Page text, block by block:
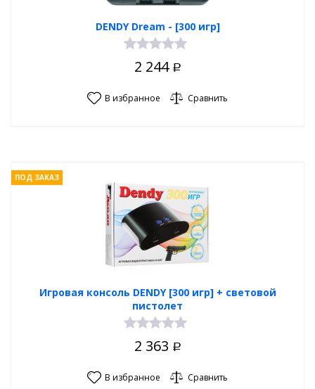
DENDY Dream - [300 игр]
2 244 Р
В избранное Сравнить
Игровая консоль DENDY [300 игр] + световой
пистолет
ПОД ЗАКАЗ
2 363 Р
В избранное Сравнить